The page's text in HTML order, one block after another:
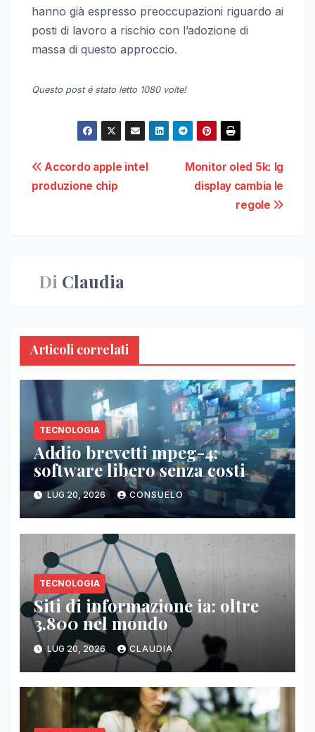
hanno già espresso preoccupazioni riguardo ai
posti di lavoro a rischio con l’adozione di
massa di questo approccio.
Questo post é stato letto 1080 volte!
Navigazione
articoli
Monitor oled 5k: lg
display cambia le
regole
Accordo apple intel
produzione chip
Di Claudia
Articoli correlati
TECNOLOGIA
Addio brevetti mpeg-4:
software libero senza costi
LUG 20, 2026 CONSUELO
TECNOLOGIA
Siti di informazione ia: oltre
3.800 nel mondo
LUG 20, 2026 CLAUDIA